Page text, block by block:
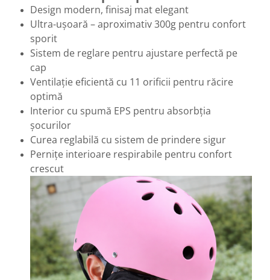
Design modern, finisaj mat elegant
Ultra-ușoară – aproximativ 300g pentru confort
sporit
Sistem de reglare pentru ajustare perfectă pe
cap
Ventilație eficientă cu 11 orificii pentru răcire
optimă
Interior cu spumă EPS pentru absorbția
șocurilor
Curea reglabilă cu sistem de prindere sigur
Pernițe interioare respirabile pentru confort
crescut